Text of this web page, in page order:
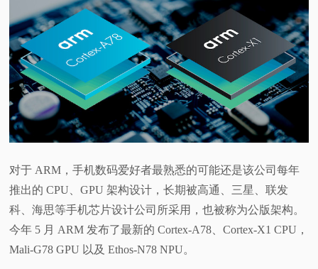
对于 ARM，手机数码爱好者最熟悉的可能还是该公司每年
推出的 CPU、GPU 架构设计，长期被高通、三星、联发
科、海思等手机芯片设计公司所采用，也被称为公版架构。
今年 5 月 ARM 发布了最新的 Cortex-A78、Cortex-X1 CPU，
Mali-G78 GPU 以及 Ethos-N78 NPU。